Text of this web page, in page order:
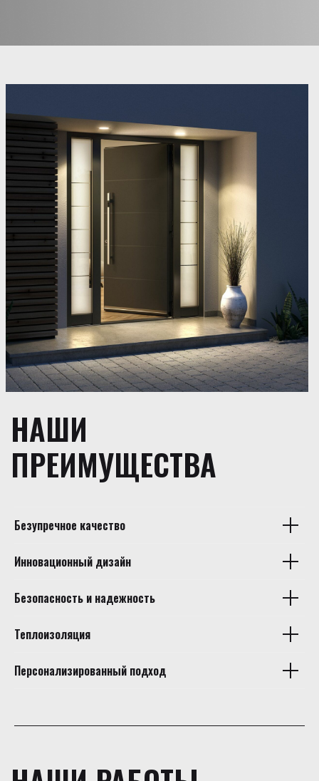
НАШИ
ПРЕИМУЩЕСТВА
Безупречное качество
Инновационный дизайн
Безопасность и надежность
Теплоизоляция
Персонализированный подход